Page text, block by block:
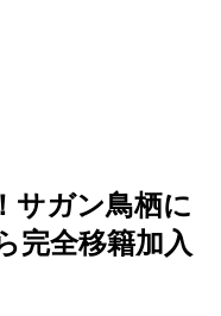
サガン鳥栖に
完全移籍加入